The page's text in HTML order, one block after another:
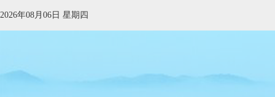
2026年08月06日 星期四